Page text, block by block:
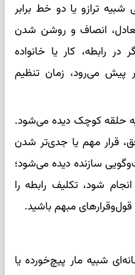
ترازو یا دو خط برابر
انصاف و روشن شدن
رابطه، کار یا خانواده
پیش می‌رود، زمان تنظیم
حلقه کوچک دیده می‌شود.
قرار مهم یا جدی‌تر شدن
سازنده دیده می‌شود؛
شود، تکلیف رابطه را
مبهم باشید.
شبیه مار پیچ‌خورده یا